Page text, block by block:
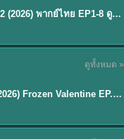
EP.8Paradise Season 2 (2026) พากย์ไทย EP1-8 ดูซีรี่ย์ฝรั่ง HD ครบทุกตอน
ดูทั้งหมด »
ปิ๊งรักคุณพี่เย็นชา (2026) Frozen Valentine EP.1-10 (จบ)